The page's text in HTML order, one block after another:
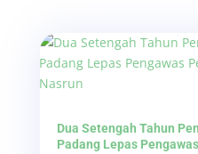
Dua Setengah Tahun
Padang Lepas